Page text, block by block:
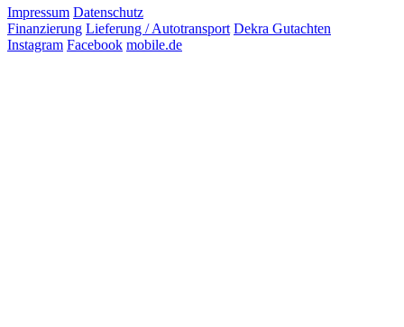
Impressum Datenschutz
Finanzierung Lieferung / Autotransport Dekra Gutachten
Instagram Facebook mobile.de